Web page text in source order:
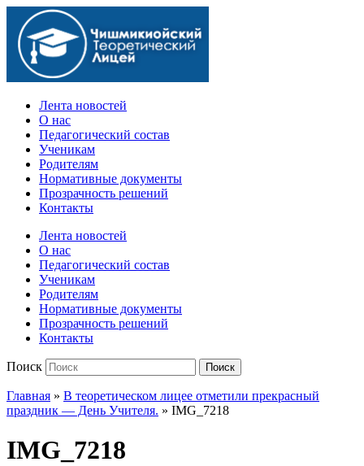
Официальный сайт учебного заведения
Лента новостей
О нас
Педагогический состав
Ученикам
Родителям
Нормативные документы
Прозрачность решений
Контакты
Лента новостей
О нас
Педагогический состав
Ученикам
Родителям
Нормативные документы
Прозрачность решений
Контакты
Поиск Поиск
Главная » В теоретическом лицее отметили прекрасный
праздник — День Учителя. » IMG_7218
IMG_7218